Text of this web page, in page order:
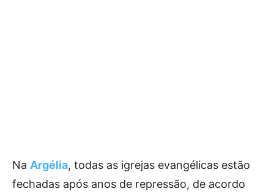
Na Argélia, todas as igrejas evangélicas estão
fechadas após anos de repressão, de acordo